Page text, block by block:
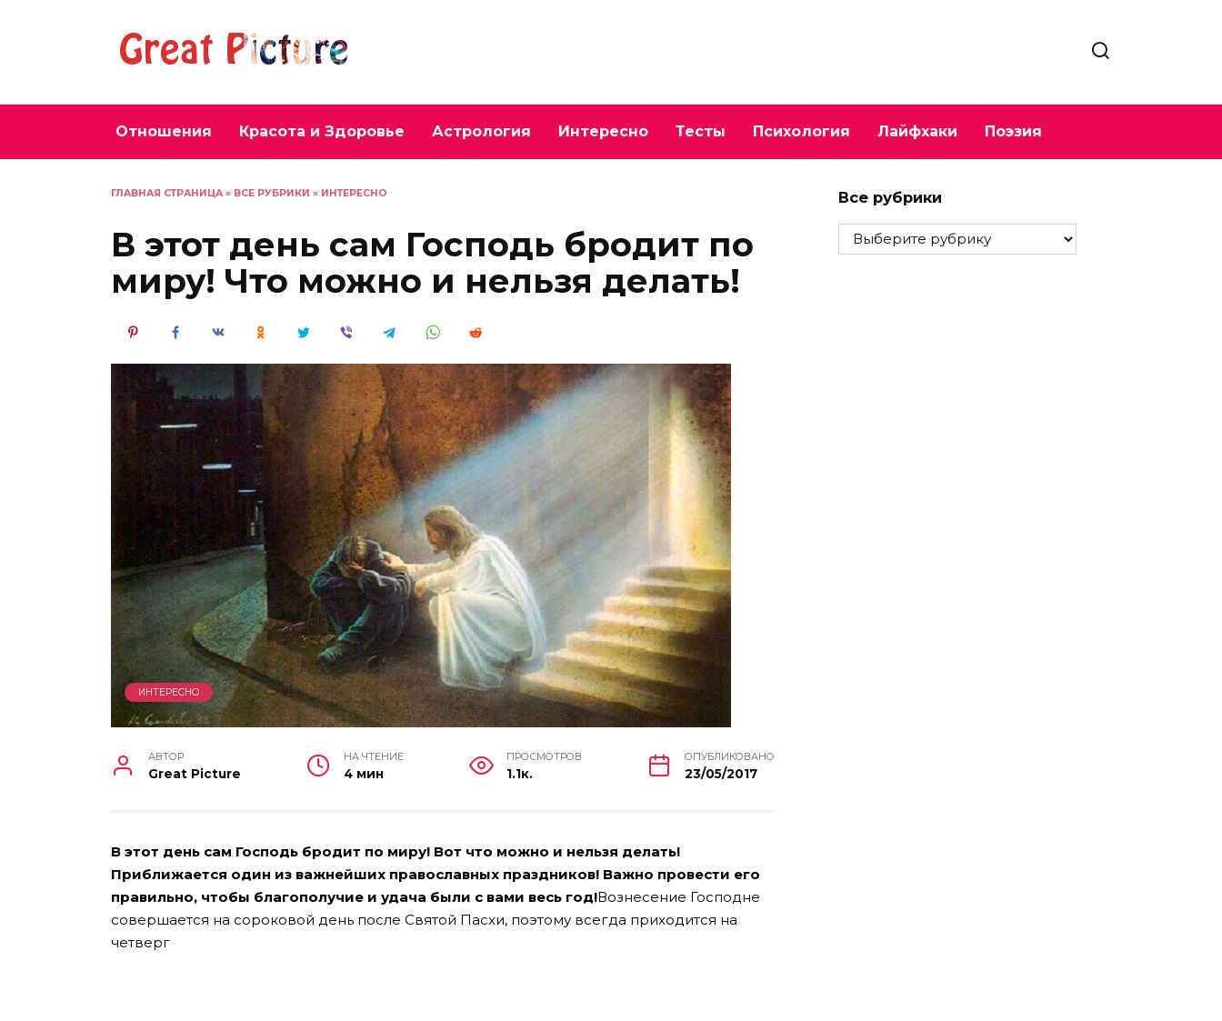
Отношения Красота и Здоровье Астрология Интересно Тесты Психология Лайфхаки Поэзия
ГЛАВНАЯ СТРАНИЦА » ВСЕ РУБРИКИ » ИНТЕРЕСНО
В этот день сам Господь бродит по
миру! Что можно и нельзя делать!
ИНТЕРЕСНО
АВТОР
Great Picture
НА ЧТЕНИЕ
4 мин
ПРОСМОТРОВ
1.1к.
ОПУБЛИКОВАНО
23/05/2017
В этот день сам Господь бродит по миру! Вот что можно и нельзя делать!
Приближается один из важнейших православных праздников! Важно провести его
правильно, чтобы благополучие и удача были с вами весь год!Вознесение Господне
совершается на сороковой день после Святой Пасхи, поэтому всегда приходится на
четверг
Все рубрики
Все
рубрики